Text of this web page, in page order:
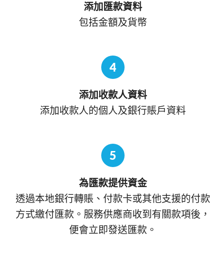
添加匯款資料
包括金額及貨幣
4
添加收款人資料
添加收款人的個人及銀行賬戶資料
5
為匯款提供資金
透過本地銀行轉賬、付款卡或其他支援的付款
方式繳付匯款。服務供應商收到有關款項後，
便會立即發送匯款。